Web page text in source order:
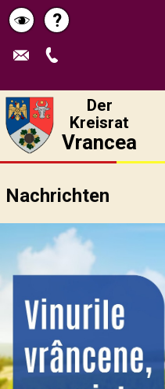
Schimbă
contrastul
Pagina
de
?
Der
Kreisrat
Vrancea
Nachrichten